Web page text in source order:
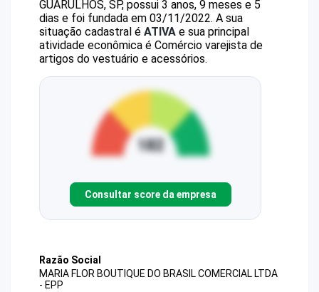
GUARULHOS, SP, possui 3 anos, 9 meses e 5
dias e foi fundada em 03/11/2022. A sua
situação cadastral é ATIVA e sua principal
atividade econômica é Comércio varejista de
artigos do vestuário e acessórios.
Consultar score da empresa
Razão Social
MARIA FLOR BOUTIQUE DO BRASIL COMERCIAL LTDA
- EPP